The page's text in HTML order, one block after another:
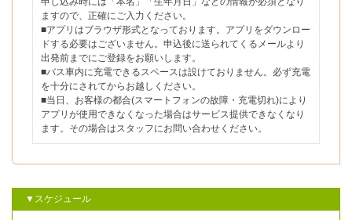
ますので、正確にご入力ください。
■アプリはブラウザ形式となっております。アプリをダウンロー
ドする必要はございません。申込後に送られてくるメールより
出発前までにご登録をお願いします。
■バス車内に充電できるスペースは設けておりません。必ず充電
を十分にされてからお越しください。
■当日、お客様の都合(スマートフォンの故障・充電切れ)により
アプリが使用できなくなった場合はサービス提供できなくなり
ます。その場合はスタッフにお問い合わせください。
▼スケジュール